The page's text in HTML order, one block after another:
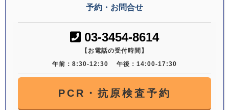
予約・お問合せ
03-3454-8614
【お電話の受付時間】
午前：8:30-12:30
午後：14:00-17:30
PCR・抗原検査予約